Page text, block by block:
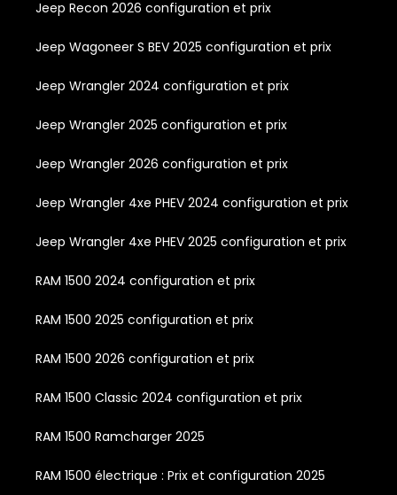
Jeep Recon 2026 configuration et prix
Jeep Wagoneer S BEV 2025 configuration et prix
Jeep Wrangler 2024 configuration et prix
Jeep Wrangler 2025 configuration et prix
Jeep Wrangler 2026 configuration et prix
Jeep Wrangler 4xe PHEV 2024 configuration et prix
Jeep Wrangler 4xe PHEV 2025 configuration et prix
RAM 1500 2024 configuration et prix
RAM 1500 2025 configuration et prix
RAM 1500 2026 configuration et prix
RAM 1500 Classic 2024 configuration et prix
RAM 1500 Ramcharger 2025
RAM 1500 électrique : Prix et configuration 2025